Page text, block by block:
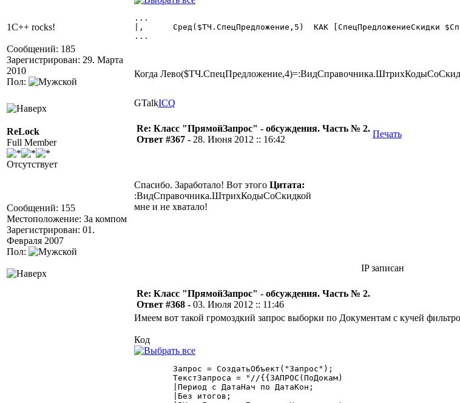
1C++ rocks!
Сообщений: 185
Зарегистрирован: 29. Марта
2010
Пол:
...
|,	Сред($ТЧ.СпецПредложение,5)  КАК [СпецПредложениеСкидки $Справочник.ШтрихКодыСоСкидкой]
...
Когда
GTalkICQ
ReLock
Full Member
Отсутствует
Сообщений: 155
Местоположение: За компом
Зарегистрирован: 01.
Февраля 2007
Пол:
Re: Класс "ПрямойЗапрос" - обсуждения. Часть № 2.
Ответ #367 - 28. Июня 2012 :: 16:42
Печать
Спасибо. Заработало! Вот этого Цитата:
:ВидСправочника.ШтрихКодыСоСкидкой
мне и не хватало!
IP записан
Re: Класс "ПрямойЗапрос" - обсуждения. Часть № 2.
Ответ #368 - 03. Июля 2012 :: 11:46
Имеем вот такой громоздкий запрос выборки по Документам с кучей
Код